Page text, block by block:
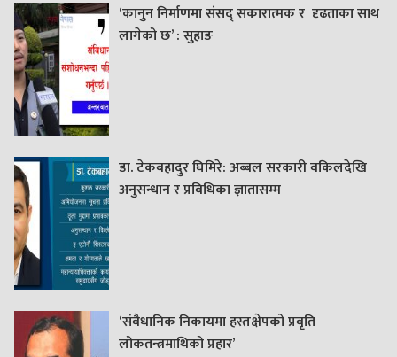
‘कानुन निर्माणमा संसद् सकारात्मक र दृढताका साथ
लागेको छ’ : सुहाङ
डा. टेकबहादुर घिमिरे: अब्बल सरकारी वकिलदेखि
अनुसन्धान र प्रविधिका ज्ञातासम्म
‘संवैधानिक निकायमा हस्तक्षेपको प्रवृति
लोकतन्त्रमाथिको प्रहार’